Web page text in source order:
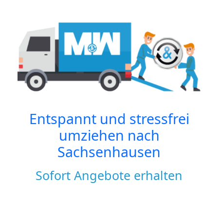
Entspannt und stressfrei
umziehen nach
Sachsenhausen
Sofort Angebote erhalten